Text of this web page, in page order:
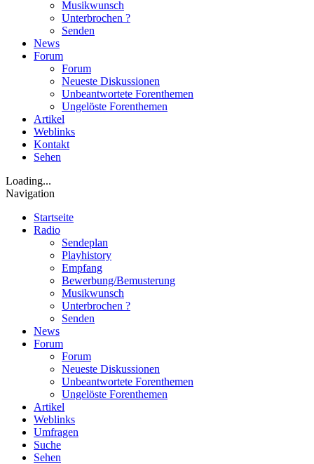
Musikwunsch
Unterbrochen ?
Senden
News
Forum
Forum
Neueste Diskussionen
Unbeantwortete Forenthemen
Ungelöste Forenthemen
Artikel
Weblinks
Kontakt
Sehen
Loading...
Navigation
Startseite
Radio
Sendeplan
Playhistory
Empfang
Bewerbung/Bemusterung
Musikwunsch
Unterbrochen ?
Senden
News
Forum
Forum
Neueste Diskussionen
Unbeantwortete Forenthemen
Ungelöste Forenthemen
Artikel
Weblinks
Umfragen
Suche
Sehen